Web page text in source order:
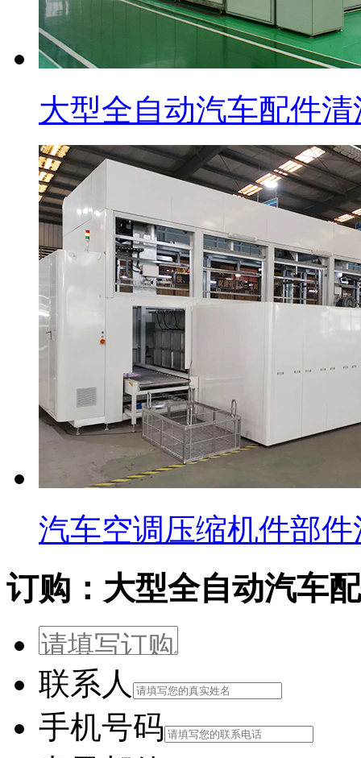
大型全自动汽车配件清
汽车空调压缩机件部
订购：大型全自动汽车
联系人
手机号码